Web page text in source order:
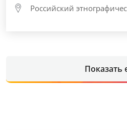
Российский
Показать